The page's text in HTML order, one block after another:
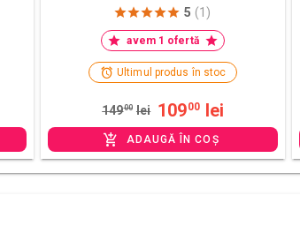
5 (1)
avem 1 ofertă
Ultimul produs în stoc
14900 lei 10900 lei
ADAUGĂ ÎN COȘ